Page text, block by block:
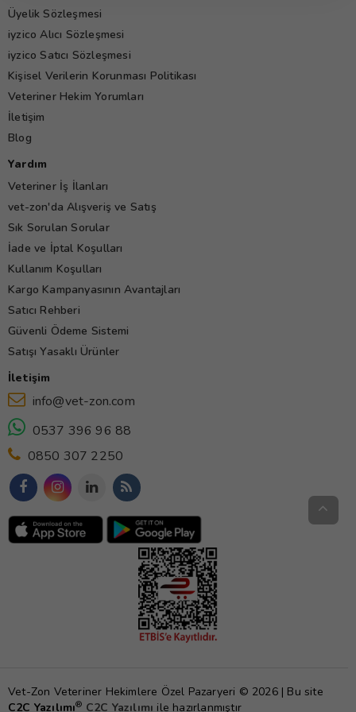
Üyelik Sözleşmesi
iyzico Alıcı Sözleşmesi
iyzico Satıcı Sözleşmesi
Kişisel Verilerin Korunması Politikası
Veteriner Hekim Yorumları
İletişim
Blog
Yardım
Veteriner İş İlanları
vet-zon'da Alışveriş ve Satış
Sık Sorulan Sorular
İade ve İptal Koşulları
Kullanım Koşulları
Kargo Kampanyasının Avantajları
Satıcı Rehberi
Güvenli Ödeme Sistemi
Satışı Yasaklı Ürünler
İletişim
info@vet-zon.com
0537 396 96 88
0850 307 2250
Vet-Zon Veteriner Hekimlere Özel Pazaryeri © 2026 | Bu site
C2C Yazılımı® C2C Yazılımı ile hazırlanmıştır